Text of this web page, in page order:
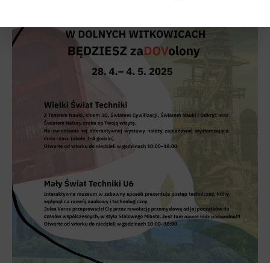
Gong
Galerie Gong
Hornické muzeum
HopJump
Lezecká stěna
Národní zemědělské muzeum
FUTUREUM
Prohlídky
Dolní Vítkovice
Hornické muzeum